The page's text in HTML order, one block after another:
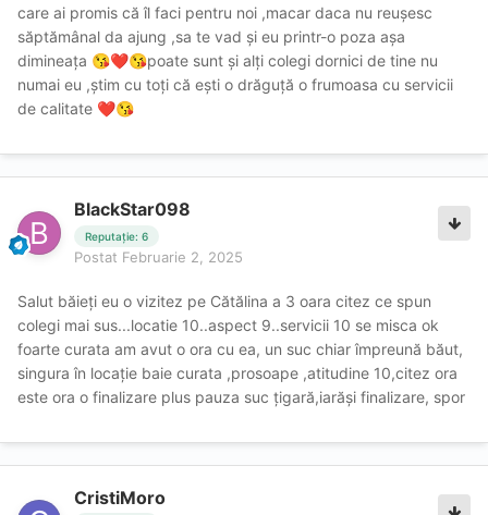
care ai promis că îl faci pentru noi ,macar daca nu reușesc
săptămânal da ajung ,sa te vad și eu printr-o poza așa
dimineața 😘❤️😘poate sunt și alți colegi dornici de tine nu
numai eu ,știm cu toți că ești o drăguță o frumoasa cu servicii
de calitate ❤️😘
BlackStar098
Reputație: 6
Postat Februarie 2, 2025
Salut băieți eu o vizitez pe Cătălina a 3 oara citez ce spun
colegi mai sus...locatie 10..aspect 9..servicii 10 se misca ok
foarte curata am avut o ora cu ea, un suc chiar împreună băut,
singura în locație baie curata ,prosoape ,atitudine 10,citez ora
este ora o finalizare plus pauza suc țigară,iarăși finalizare, spor
CristiMoro